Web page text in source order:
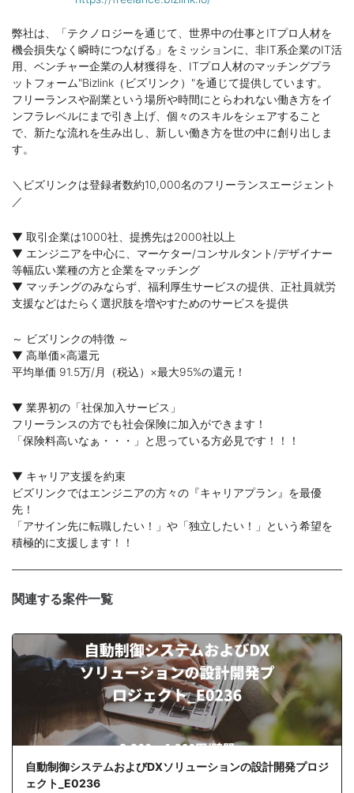
弊社は、「テクノロジーを通じて、世界中の仕事とITプロ人材を
機会損失なく瞬時につなげる」をミッションに、非IT系企業のIT活
用、ベンチャー企業の人材獲得を、ITプロ人材のマッチングプラ
ットフォーム"Bizlink（ビズリンク）"を通じて提供しています。
フリーランスや副業という場所や時間にとらわれない働き方をイ
ンフラレベルにまで引き上げ、個々のスキルをシェアすること
で、新たな流れを生み出し、新しい働き方を世の中に創り出しま
す。
＼ビズリンクは登録者数約10,000名のフリーランスエージェント
／
▼ 取引企業は1000社、提携先は2000社以上
▼ エンジニアを中心に、マーケター/コンサルタント/デザイナー
等幅広い業種の方と企業をマッチング
▼ マッチングのみならず、福利厚生サービスの提供、正社員就労
支援などはたらく選択肢を増やすためのサービスを提供
～ ビズリンクの特徴 ～
▼ 高単価×高還元
平均単価 91.5万/月（税込）×最大95%の還元！
▼ 業界初の「社保加入サービス」
フリーランスの方でも社会保険に加入ができます！
「保険料高いなぁ・・・」と思っている方必見です！！！
▼ キャリア支援を約束
ビズリンクではエンジニアの方々の『キャリアプラン』を最優
先！
「アサイン先に転職したい！」や「独立したい！」という希望を
積極的に支援します！！
関連する案件一覧
自動制御システムおよびDXソリューションの設計開発プロジ
ェクト_E0236